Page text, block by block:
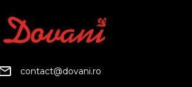
contact@dovani.ro